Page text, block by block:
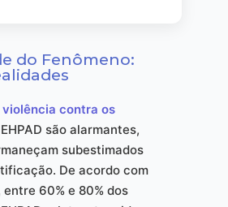
do Fenômeno:
violência contra os
são alarmantes,
subestimados
De acordo com
60% e 80% dos